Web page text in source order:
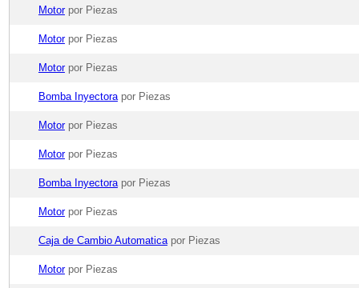
Motor por Piezas
Motor por Piezas
Motor por Piezas
Bomba Inyectora por Piezas
Motor por Piezas
Motor por Piezas
Bomba Inyectora por Piezas
Motor por Piezas
Caja de Cambio Automatica por Piezas
Motor por Piezas